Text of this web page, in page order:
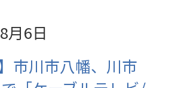
月6日
】市川市八幡、川市